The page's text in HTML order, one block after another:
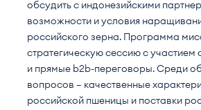
обсудить с индонезийскими
возможности и условия
российского зерна. Программа
стратегическую сессию с участием
и прямые b2b-переговоры. Среди
вопросов — качественные
российской пшеницы и поставки